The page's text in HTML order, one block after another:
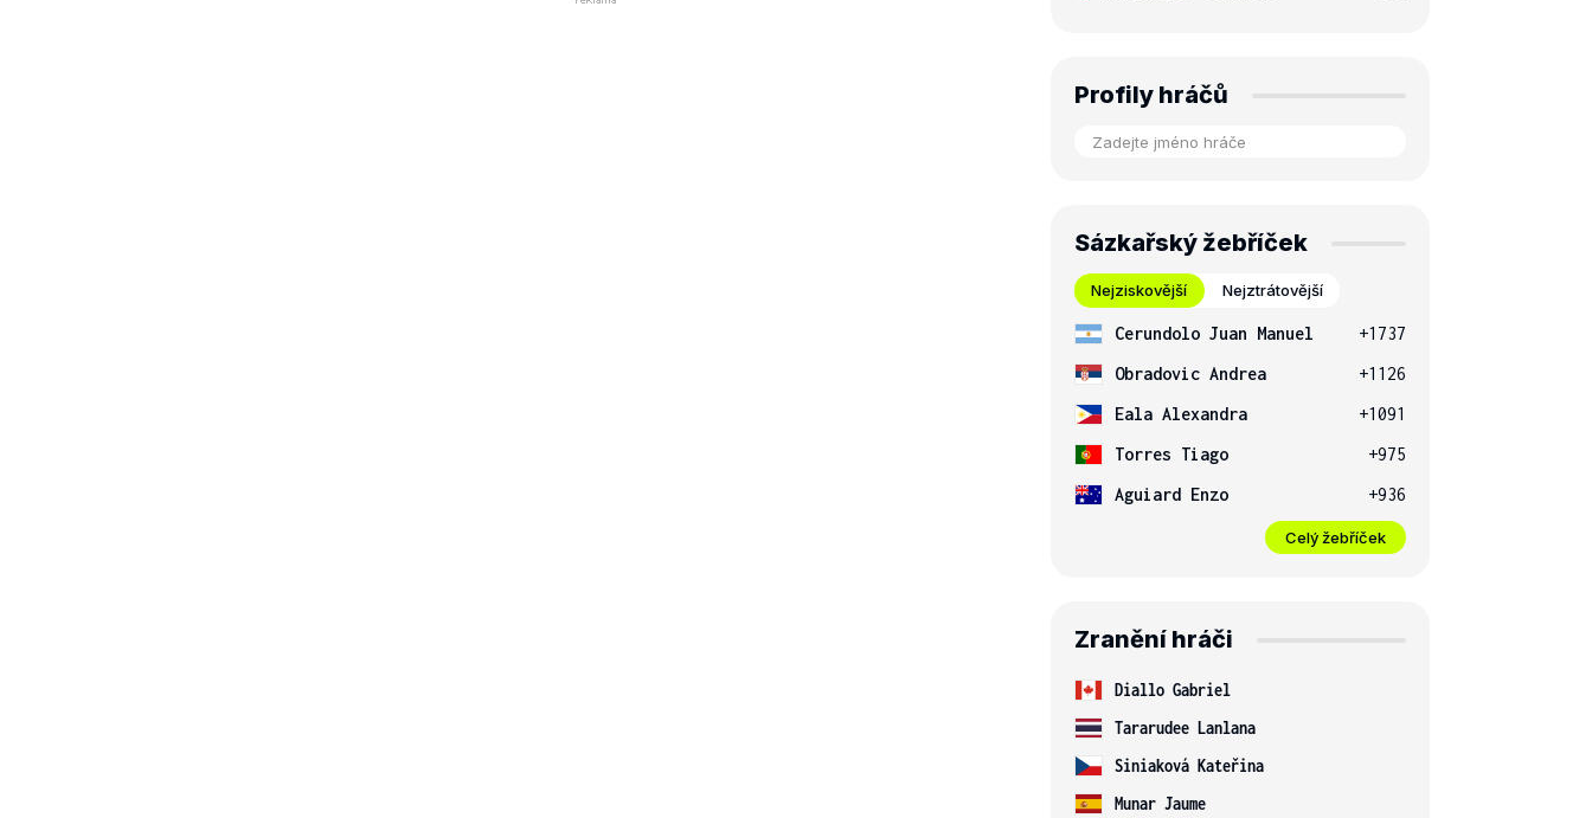
Profily hráčů
Sázkařský žebříček
Nejziskovější Nejztrátovější
Cerundolo Juan Manuel
+1737
Obradovic Andrea
+1126
Eala Alexandra
+1091
Torres Tiago
+975
Aguiard Enzo
+936
Celý žebříček
Zranění hráči
Diallo Gabriel
Tararudee Lanlana
Siniaková Kateřina
Munar Jaume